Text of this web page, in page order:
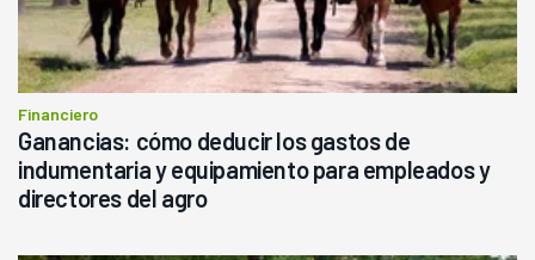
Financiero
Ganancias: cómo deducir los gastos de
indumentaria y equipamiento para empleados y
directores del agro